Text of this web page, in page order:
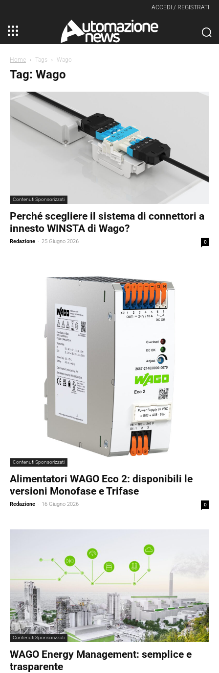
ACCEDI / REGISTRATI
Home Tags Wago
Tag: Wago
Contenuti Sponsorizzati
Perché scegliere il sistema di connettori a
innesto WINSTA di Wago?
Redazione - 25 Giugno 2026 0
Contenuti Sponsorizzati
Alimentatori WAGO Eco 2: disponibili le
versioni Monofase e Trifase
Redazione - 16 Giugno 2026 0
Contenuti Sponsorizzati
WAGO Energy Management: semplice e
trasparente